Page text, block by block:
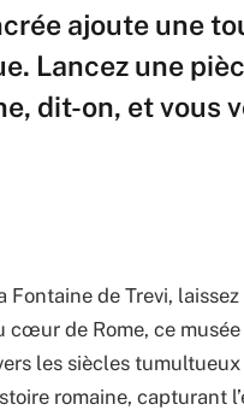
ajoute une
Lancez une
dit-on, et vous
Fontaine de Trevi,
cœur de Rome, ce musée
les siècles
romaine, capturant